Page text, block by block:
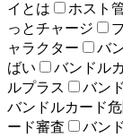
イとは
ホスト
っとチャージ
ャラクター
バ
ばい
バンドル
ルプラス
バン
バンドルカード
ード審査
バン